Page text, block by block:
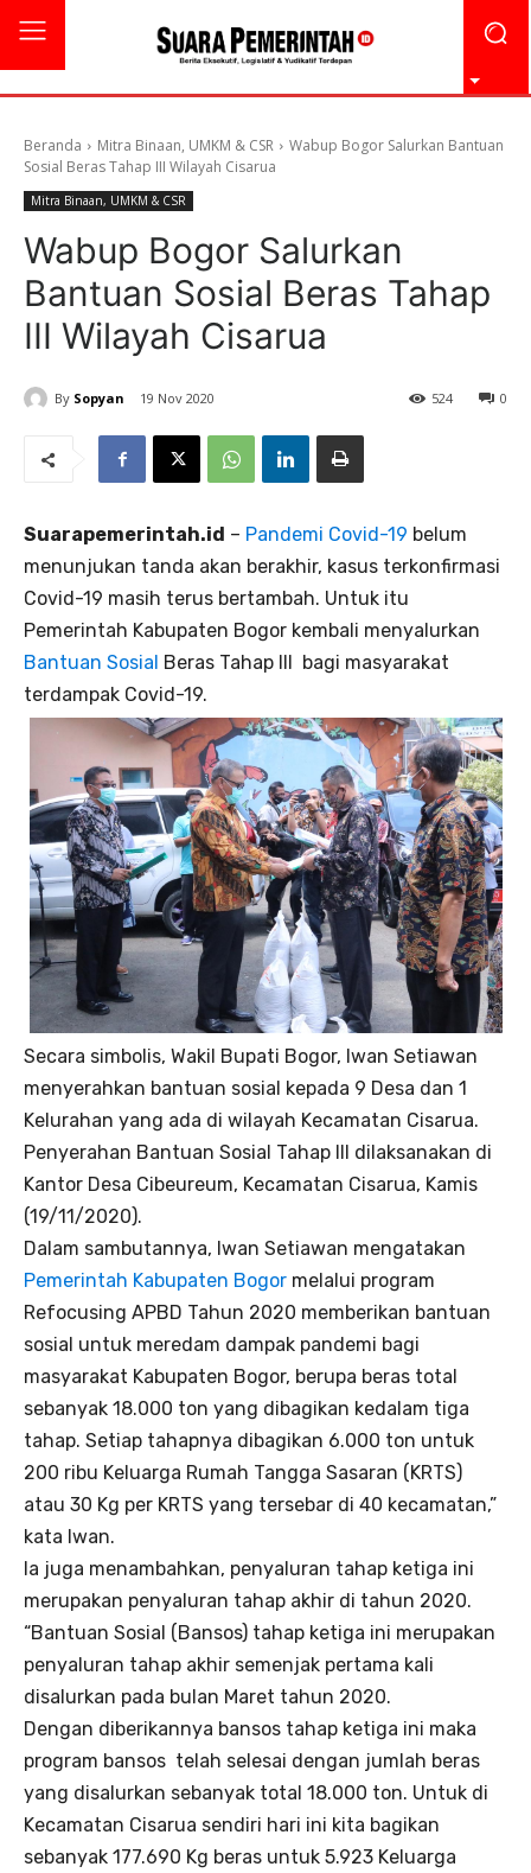
Beranda Mitra Binaan, UMKM & CSR
Wabup Bogor Salurkan Bantuan
Sosial Beras Tahap III Wilayah Cisarua
Mitra Binaan, UMKM & CSR
Wabup Bogor Salurkan
Bantuan Sosial Beras Tahap
III Wilayah Cisarua
By Sopyan 19 Nov 2020 0
524
Suarapemerintah.id – Pandemi Covid-19 belum
menunjukan tanda akan berakhir, kasus terkonfirmasi
Covid-19 masih terus bertambah. Untuk itu
Pemerintah Kabupaten Bogor kembali menyalurkan
Bantuan Sosial Beras Tahap III bagi masyarakat
terdampak Covid-19.
Secara simbolis, Wakil Bupati Bogor, Iwan Setiawan
menyerahkan bantuan sosial kepada 9 Desa dan 1
Kelurahan yang ada di wilayah Kecamatan Cisarua.
Penyerahan Bantuan Sosial Tahap III dilaksanakan di
Kantor Desa Cibeureum, Kecamatan Cisarua, Kamis
(19/11/2020).
Dalam sambutannya, Iwan Setiawan mengatakan
Pemerintah Kabupaten Bogor melalui program
Refocusing APBD Tahun 2020 memberikan bantuan
sosial untuk meredam dampak pandemi bagi
masyarakat Kabupaten Bogor, berupa beras total
sebanyak 18.000 ton yang dibagikan kedalam tiga
tahap. Setiap tahapnya dibagikan 6.000 ton untuk
200 ribu Keluarga Rumah Tangga Sasaran (KRTS)
atau 30 Kg per KRTS yang tersebar di 40 kecamatan,”
kata Iwan.
Ia juga menambahkan, penyaluran tahap ketiga ini
merupakan penyaluran tahap akhir di tahun 2020.
“Bantuan Sosial (Bansos) tahap ketiga ini merupakan
penyaluran tahap akhir semenjak pertama kali
disalurkan pada bulan Maret tahun 2020.
Dengan diberikannya bansos tahap ketiga ini maka
program bansos telah selesai dengan jumlah beras
yang disalurkan sebanyak total 18.000 ton. Untuk di
Kecamatan Cisarua sendiri hari ini kita bagikan
sebanyak 177.690 Kg beras untuk 5.923 Keluarga